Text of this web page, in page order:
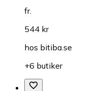
fr.
544 kr
hos bitiba.se
+6 butiker